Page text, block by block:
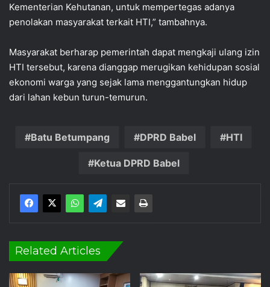
Kementerian Kehutanan, untuk mempertegas adanya
penolakan masyarakat terkait HTI,” tambahnya.
Masyarakat berharap pemerintah dapat mengkaji ulang izin
HTI tersebut, karena dianggap merugikan kehidupan sosial
ekonomi warga yang sejak lama menggantungkan hidup
dari lahan kebun turun-temurun.
Batu Betumpang DPRD Babel HTI
Ketua DPRD Babel
Related Articles